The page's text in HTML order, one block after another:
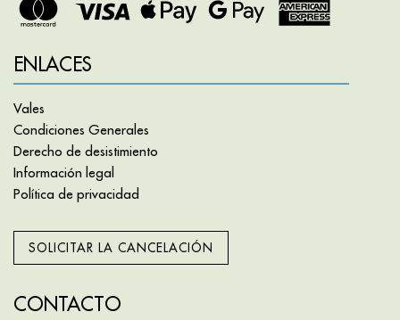
ENLACES
Vales
Condiciones Generales
Derecho de desistimiento
Información legal
Política de privacidad
SOLICITAR LA CANCELACIÓN
CONTACTO